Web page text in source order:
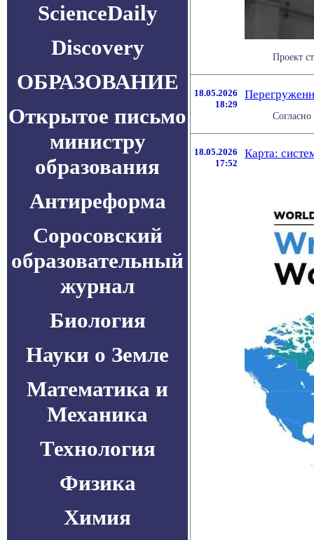
ScienceDaily
Discovery
ОБРАЗОВАНИЕ
Открытое письмо
министру
образования
Антиреформа
Соросовский
образовательный
журнал
Биология
Науки о Земле
Математика и
Механика
Технология
Физика
Химия
Проект
18.05.2026
18:29
18.05.2026
17:52
Карта: